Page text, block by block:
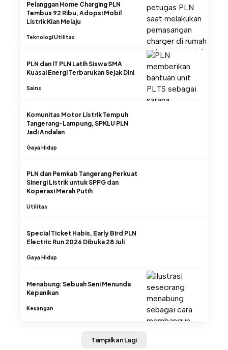
Pelanggan Home Charging PLN
Tembus 92 Ribu, Adopsi Mobil
Listrik Kian Melaju
TeknologiUtilitas
PLN dan IT PLN Latih Siswa SMA
Kuasai Energi Terbarukan Sejak Dini
Sains
Komunitas Motor Listrik Tempuh
Tangerang-Lampung, SPKLU PLN
Jadi Andalan
Gaya Hidup
PLN dan Pemkab Tangerang Perkuat
Sinergi Listrik untuk SPPG dan
Koperasi Merah Putih
Utilitas
Special Ticket Habis, Early Bird PLN
Electric Run 2026 Dibuka 28 Juli
Gaya Hidup
Menabung: Sebuah Seni Menunda
Kepanikan
Keuangan
Tampilkan Lagi